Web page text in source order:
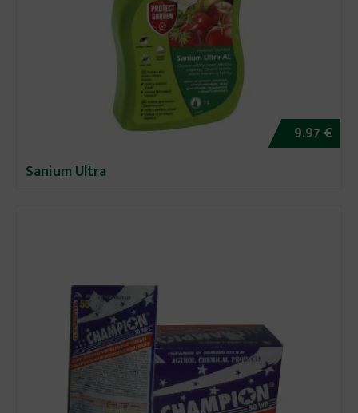
9.97 €
Sanium Ultra